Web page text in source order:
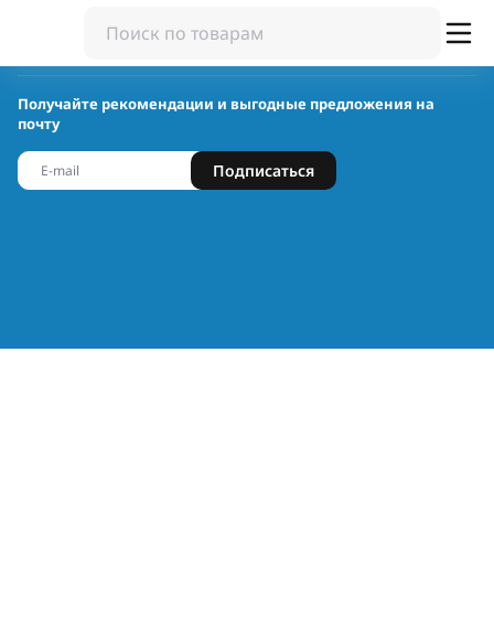
Получайте рекомендации и выгодные предложения на
почту
Подписаться